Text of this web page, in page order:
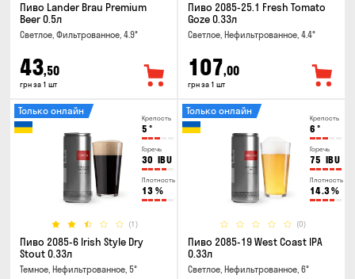
Пиво Lander Brau Premium
Beer 0.5л
Светлое, Фильтрованное, 4.9°
43,50
грн за 1 шт
Пиво 2085-25.1 Fresh Tomato
Goze 0.33л
Светлое, Нефильтрованное, 4.4°
107,00
грн за 1 шт
Крепость
5 °
Горечь
30 IBU
Плотность
13 %
(1)
Только онлайн
Пиво 2085-6 Irish Style Dry
Stout 0.33л
Темное, Нефильтрованное, 5°
Крепость
6 °
Горечь
75 IBU
Плотность
14.3%
(0)
Только онлайн
Пиво 2085-19 West Coast IPA
0.33л
Светлое, Нефильтрованное, 6°